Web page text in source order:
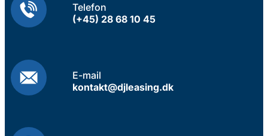
Telefon
(+45) 28 68 10 45
E-mail
kontakt@djleasing.dk